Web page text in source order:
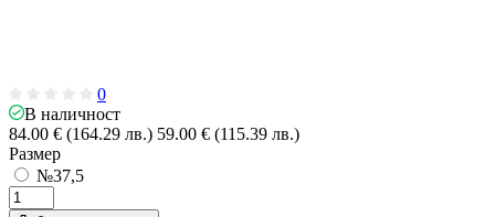
0
В наличност
84.00 € (164.29 лв.) 59.00 € (115.39 лв.)
Размер
№37,5